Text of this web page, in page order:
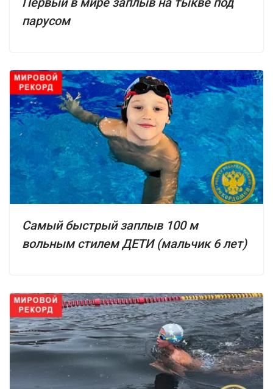
парусом
Самый быстрый заплыв 100 м
вольным стилем ДЕТИ (мальчик 6 лет)